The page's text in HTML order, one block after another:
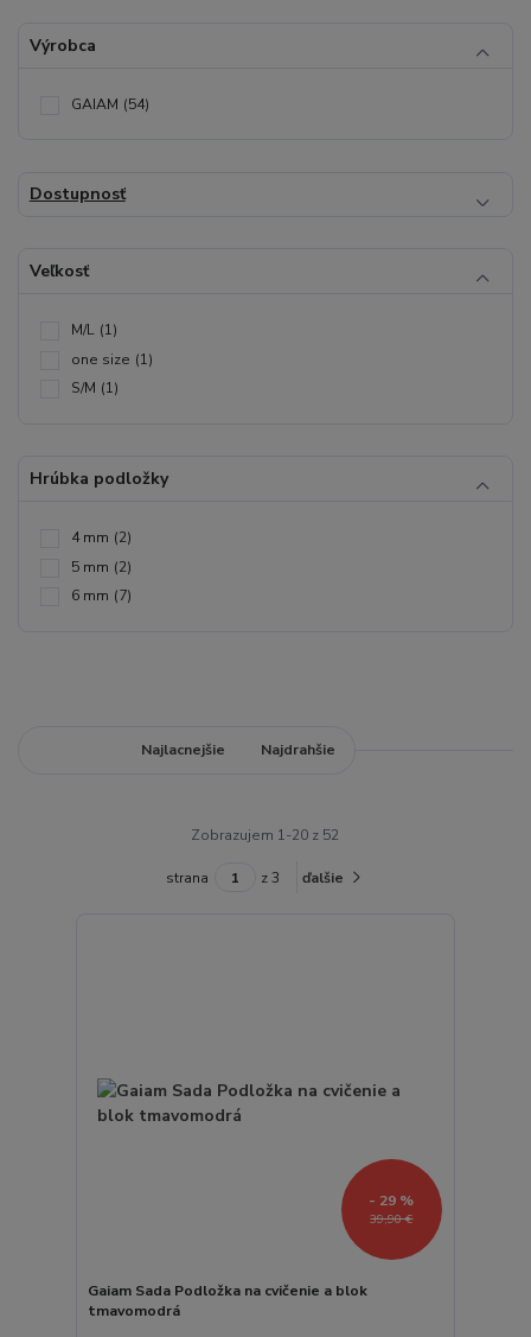
Výrobca
GAIAM (54)
Dostupnosť
Veľkosť
M/L (1)
one size (1)
S/M (1)
Hrúbka podložky
4 mm (2)
5 mm (2)
6 mm (7)
Najlacnejšie Najdrahšie
Zobrazujem 1-20 z 52
strana z 3 ďalšie
39,90 €
- 29 %
Gaiam Sada Podložka na cvičenie a blok
tmavomodrá